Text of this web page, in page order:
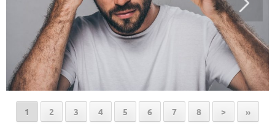
1 2 3 4 5 6 7 8 > »